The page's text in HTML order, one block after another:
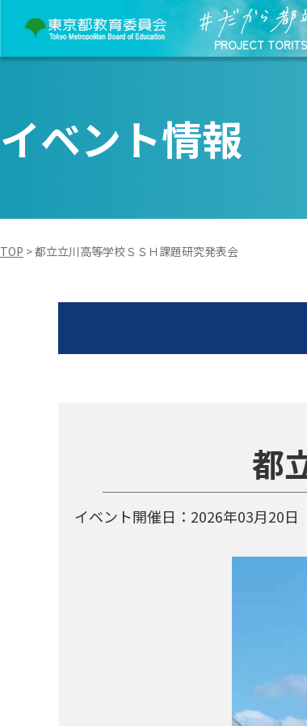
PROJECT
イベント情報
TOP >都立立川高等学校ＳＳＨ課題研究発表会
都
イベント開催日： 2026年03月20日